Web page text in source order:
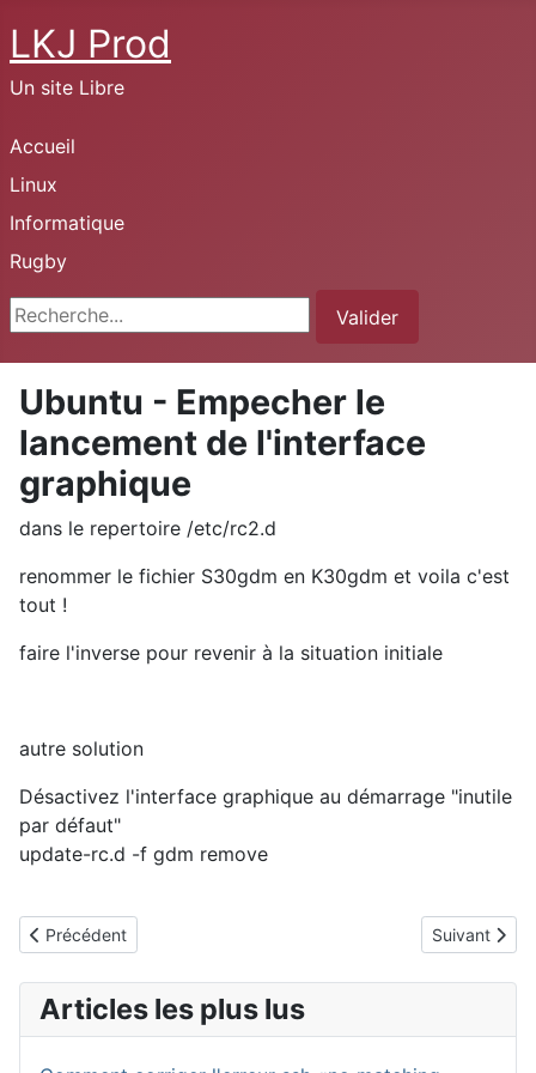
LKJ Prod
Un site Libre
Accueil
Linux
Informatique
Rugby
Rechercher
Valider
Ubuntu - Empecher le
lancement de l'interface
graphique
dans le repertoire /etc/rc2.d
renommer le fichier S30gdm en K30gdm et voila c'est
tout !
faire l'inverse pour revenir à la situation initiale
autre solution
Désactivez l'interface graphique au démarrage "inutile
par défaut"
update-rc.d -f gdm remove
Article précédent : ubuntu et android
Précédent Article
Suivant
Articles les plus lus